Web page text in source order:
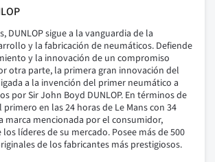
DUNLOP sigue a la vanguardia de la
y la fabricación de neumáticos. Defiende
y la innovación de un compromiso
otra parte, la primera gran innovación del
a la invención del primer neumático a
por Sir John Boyd DUNLOP. En términos de
en las 24 horas de Le Mans con 34
marca mencionada por el consumidor,
los líderes de su mercado. Posee más de 500
de los fabricantes más prestigiosos.